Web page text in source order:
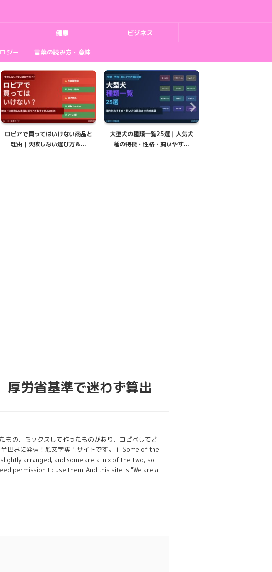
健康 ビジネス
ジー 言葉の読み方・意味
大型犬の種類一覧25選｜人気犬
種の特徴・性格・飼いやす...
大型犬の子犬の育て方完全ガイド
｜成長期の食事・しつけ・...
労省基準で迷わず算出
もの、ミックスして作ったものがあり、コピペしてど
世界に発信！顔文字専門サイトです。」 Some of the
arranged, and some are a mix of the two, so
permission to use them. And this site is "We are a